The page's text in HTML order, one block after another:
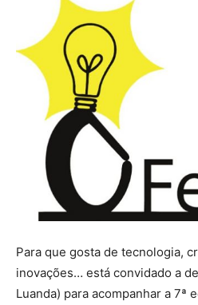
Para que gosta de tecnologia,
inovações… está convidado a
Luanda) para acompanhar a 7ª